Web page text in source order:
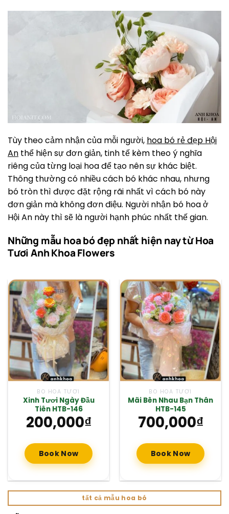
Tùy theo cảm nhận của mỗi người, hoa bó rẻ đẹp Hội
An thể hiện sự đơn giản, tinh tế kèm theo ý nghĩa
riêng của từng loại hoa để tạo nên sự khác biệt.
Thông thường có nhiều cách bó khác nhau, nhưng
bó tròn thì được đặt rộng rãi nhất vì cách bó này
đơn giản mà không đơn điệu. Người nhận bó hoa ở
Hội An này thì sẽ là người hạnh phúc nhất thế gian.
Những mẫu hoa bó đẹp nhất hiện nay từ Hoa
Tươi Anh Khoa Flowers
BÓ HOA TƯƠI
Xinh Tươi Ngày Đầu
Tiên HTB-146
200,000₫
Book Now
BÓ HOA TƯƠI
Mãi Bên Nhau Bạn Thân
HTB-145
700,000₫
Book Now
tất cả mẫu hoa bó